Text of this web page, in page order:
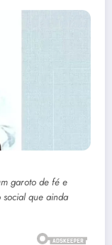
garoto de fé e
que ainda